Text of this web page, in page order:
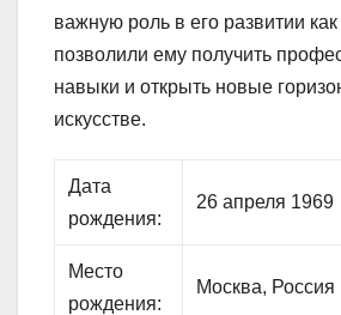
важную роль в его развитии
позволили ему получить
навыки и открыть новые
искусстве.
Дата
рождения:
26 апреля 1969
Место
рождения:
Москва, Россия